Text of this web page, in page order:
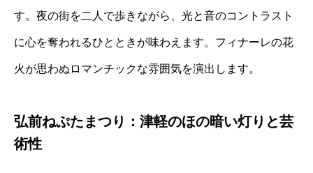
す。夜の街を二人で歩きながら、光と音のコントラスト
に心を奪われるひとときが味わえます。フィナーレの花
火が思わぬロマンチックな雰囲気を演出します。
弘前ねぷたまつり：津軽のほの暗い灯りと芸
術性